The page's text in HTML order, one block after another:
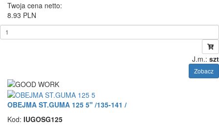
Twoja cena netto:
8.93 PLN
J.m.: szt
Zobacz
OBEJMA ST.GUMA 125 5" /135-141 /
Kod: IUGOSG125